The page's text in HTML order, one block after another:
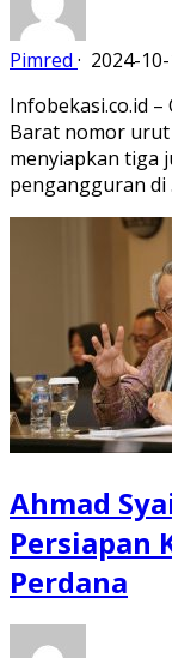
Pimred · 2024-
Infobekasi.co.id
Barat nomor urut
menyiapkan tiga
pengangguran di
Ahmad
Persiapan
Perdana